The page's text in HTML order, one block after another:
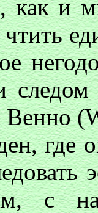
как и
где
с